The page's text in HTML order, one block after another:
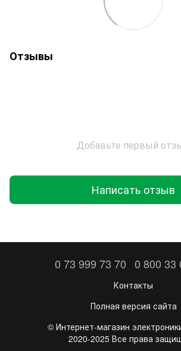
Отзывы
Добавьте первый
Написать отзыв
0 73 999 73 70 0 800 33
Контакты
Полная версия сайта
©️ Интернет-магазин
2020-2025 Все права